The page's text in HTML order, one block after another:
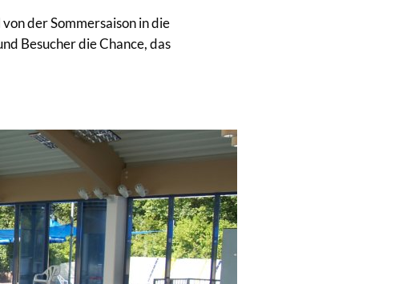
der Sommersaison in die
Besucher die Chance, das